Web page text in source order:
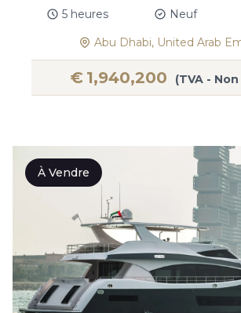
5 heures
Neuf
Abu Dhabi, United Arab
€ 1,940,200 (TVA -
À Vendre